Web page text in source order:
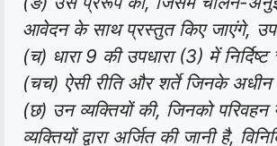
आवेदन के साथ प्रस्तुत किए जाएंगे,
(च) धारा 9 की उपधारा (3) में
(चच) ऐसी रीति और शर्ते जिनके अधीन
(छ) उन व्यक्तियों की, जिनको
व्यक्तियों द्वारा अर्जित की जानी है,